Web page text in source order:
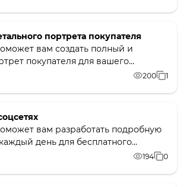
портрета покупателя
вам создать полный и
покупателя для вашего...
200 1
вам разработать подробную
день для бесплатного...
194 0